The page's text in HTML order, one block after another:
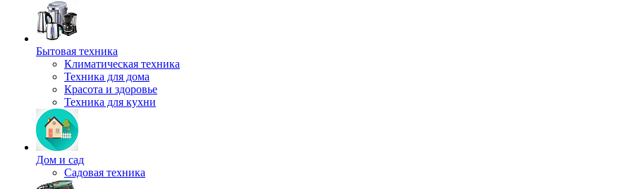
Бытовая техника
Климатическая техника
Техника для дома
Красота и здоровье
Техника для кухни
Дом и сад
Садовая техника